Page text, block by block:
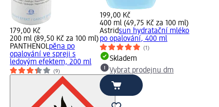
179,00 Kč
200 ml (89,50 Kč za 100 ml)
PANTHENOLpěna po
opalování ve spreji s
ledovým efektem, 200 ml
(9)
199,00 Kč
400 ml (49,75 Kč za 100 ml)
Astridsun hydratační mléko
po opalování, 400 ml
(1)
Skladem
Vybrat prodejnu dm